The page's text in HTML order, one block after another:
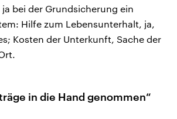
bei der Grundsicherung ein
Hilfe zum Lebensunterhalt, ja,
Kosten der Unterkunft, Sache der
in die Hand genommen“